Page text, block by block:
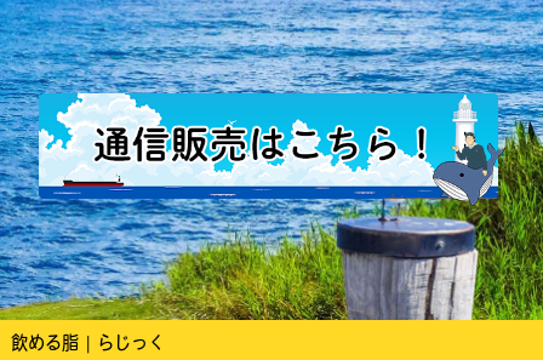
飲める脂 | らじっく